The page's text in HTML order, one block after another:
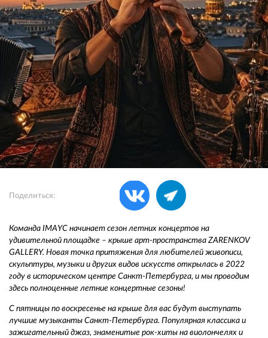
Поделиться:
Команда IMAYC начинает сезон летних концертов на
удивительной площадке – крыше арт-пространства ZARENKOV
GALLERY. Новая точка притяжения для любителей живописи,
скульптуры, музыки и других видов искусств открылась в 2022
году в историческом центре Санкт-Петербурга, и мы проводим
здесь полноценные летние концертные сезоны!
С пятницы по воскресенье на крыше для вас будут выступать
лучшие музыканты Санкт-Петербурга. Популярная классика и
зажигательный джаз, знаменитые рок-хиты на виолончелях и